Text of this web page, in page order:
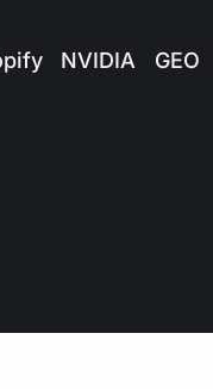
NVIDIA GEO